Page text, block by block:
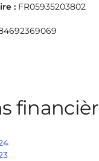
: FR05935203802